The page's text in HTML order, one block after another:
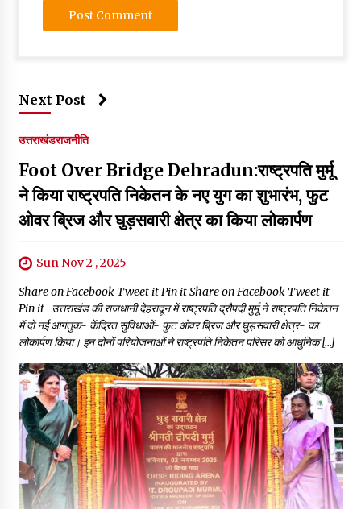
Next Post
उत्तराखंडराजनीति
Foot Over Bridge Dehradun:राष्ट्रपति मुर्मू
ने किया राष्ट्रपति निकेतन के नए युग का शुभारंभ, फुट
ओवर ब्रिज और घुड़सवारी क्षेत्र का किया लोकार्पण
Sun Nov 2 , 2025
Share on Facebook Tweet it Pin it Share on Facebook Tweet it
Pin it उत्तराखंड की राजधानी देहरादून में राष्ट्रपति द्रौपदी मुर्मू ने राष्ट्रपति निकेतन
में दो नई आगंतुक- केंद्रित सुविधाओं- फुट ओवर ब्रिज और घुड़सवारी क्षेत्र- का
लोकार्पण किया। इन दोनों परियोजनाओं ने राष्ट्रपति निकेतन परिसर को आधुनिक […]